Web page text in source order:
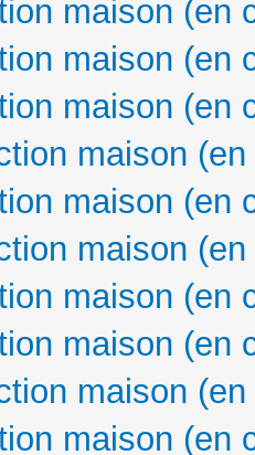
maison (en
maison (en
maison (en
maison
maison (en
maison
maison (en
maison (en
maison
maison (en